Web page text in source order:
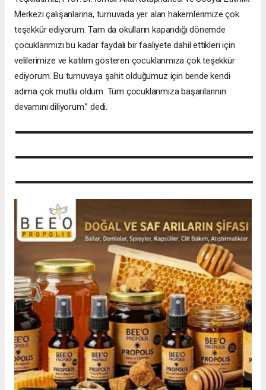
Merkezi çalışanlarına, turnuvada yer alan hakemlerimize çok
teşekkür ediyorum. Tam da okulların kapandığı dönemde
çocuklarımızı bu kadar faydalı bir faaliyete dahil ettikleri için
velilerimize ve katılım gösteren çocuklarımıza çok teşekkür
ediyorum. Bu turnuvaya şahit olduğumuz için bende kendi
adıma çok mutlu oldum. Tüm çocuklarımıza başarılarının
devamını diliyorum.” dedi.